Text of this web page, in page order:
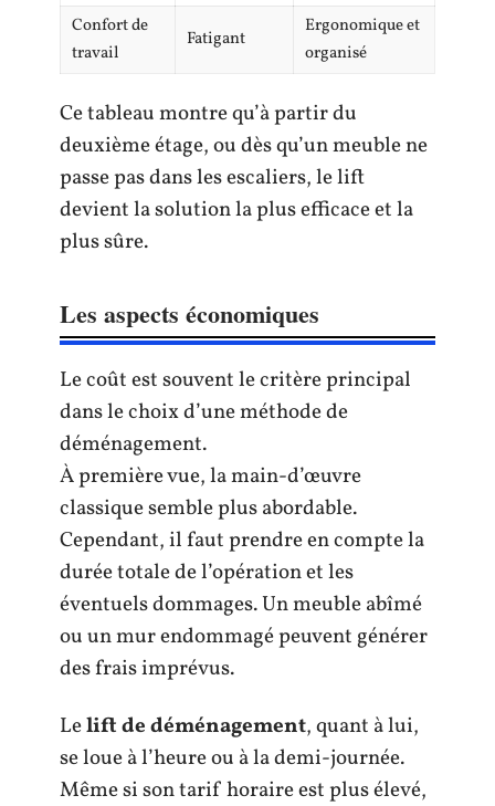
Confort de
travail
Fatigant
Ergonomique et
organisé
Ce tableau montre qu’à partir du
deuxième étage, ou dès qu’un meuble ne
passe pas dans les escaliers, le lift
devient la solution la plus efficace et la
plus sûre.
Les aspects économiques
Le coût est souvent le critère principal
dans le choix d’une méthode de
déménagement.
À première vue, la main-d’œuvre
classique semble plus abordable.
Cependant, il faut prendre en compte la
durée totale de l’opération et les
éventuels dommages. Un meuble abîmé
ou un mur endommagé peuvent générer
des frais imprévus.
Lelift de déménagement, quant à lui,
se loue à l’heure ou à la demi-journée.
Même si son tarif horaire est plus élevé,